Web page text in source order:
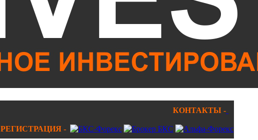
КОНТАКТЫ -
РЕГИСТРАЦИЯ -